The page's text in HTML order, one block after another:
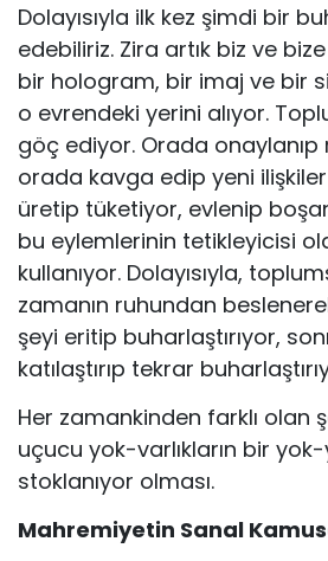
Dolayısıyla ilk kez şimdi bir
edebiliriz. Zira artık biz ve
bir hologram, bir imaj ve bir
o evrendeki yerini alıyor.
göç ediyor. Orada onaylanıp
orada kavga edip yeni
üretip tüketiyor, evlenip
bu eylemlerinin tetikleyicisi
kullanıyor. Dolayısıyla,
zamanın ruhundan
şeyi eritip buharlaştırıyor,
katılaştırıp tekrar
Her zamankinden farklı olan
uçucu yok-varlıkların bir
stoklanıyor olması.
Mahremiyetin Sanal